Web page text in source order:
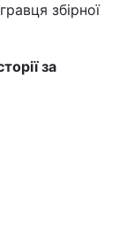
збірної
за